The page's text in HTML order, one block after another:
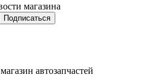
магазина
автозапчастей